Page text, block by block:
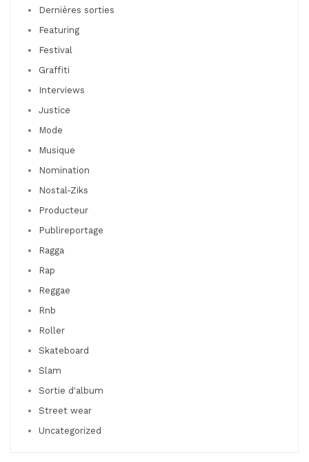
Dernières sorties
Featuring
Festival
Graffiti
Interviews
Justice
Mode
Musique
Nomination
Nostal-Ziks
Producteur
Publireportage
Ragga
Rap
Reggae
Rnb
Roller
Skateboard
Slam
Sortie d'album
Street wear
Uncategorized